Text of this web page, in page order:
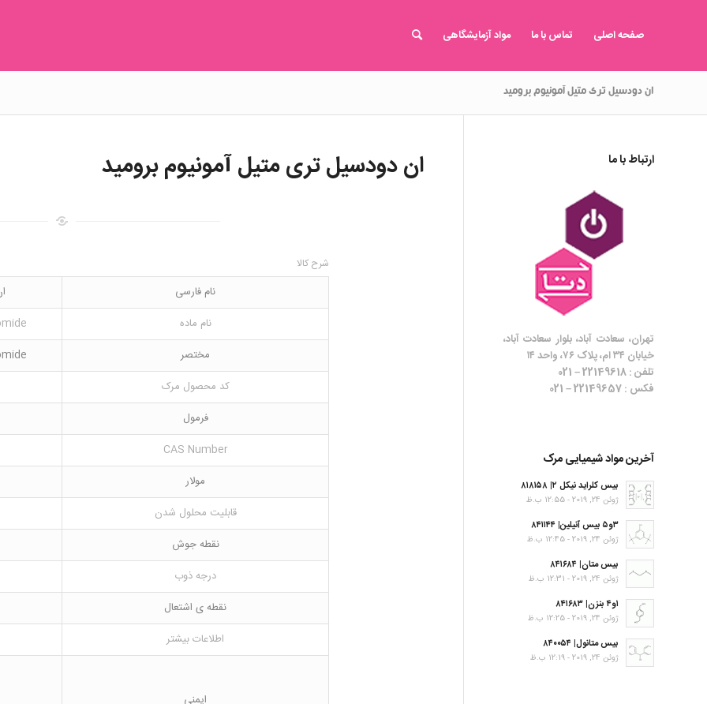
صفحه اصلی تماس با ما مواد آزمایشگاهی
ان دودسیل تری متیل آمونیوم برومید
ان دودسیل تری متیل آمونیوم برومید
شرح کالا
نام فارسی
نام ماده
مختصر
کد محصول مرک
فرمول
CAS Number
مولار
قابلیت محلول شدن
نقطه جوش
درجه ذوب
نقطه ی اشتعال
اطلاعات بیشتر
ایمنی
ارتباط با ما
تهران، سعادت آباد، بلوار سعادت آباد،
خیابان ۳۴ ام، پلاک ۷۶، واحد ۱۴
تلفن : 22149618 – 021
فکس : 22149657 – 021
آخرین مواد شیمیایی مرک
بیس کلراید نیکل ۲| ۸۱۸۱۵۸
ژوئن 24, 2019 - 12:55 ب.ظ
۳و۵ بیس آنیلین| ۸۴۱۱۴۴
ژوئن 24, 2019 - 12:45 ب.ظ
بیس متان| ۸۴۱۶۸۴
ژوئن 24, 2019 - 12:31 ب.ظ
۱و۴ بنزن| ۸۴۱۶۸۳
ژوئن 24, 2019 - 12:25 ب.ظ
بیس متانول| ۸۴۰۰۵۴
ژوئن 24, 2019 - 12:19 ب.ظ